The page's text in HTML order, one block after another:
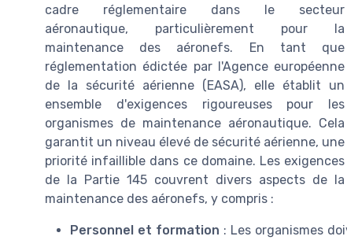
cadre réglementaire dans le secteur
aéronautique, particulièrement pour la
maintenance des aéronefs. En tant que
réglementation édictée par l'Agence européenne
de la sécurité aérienne (EASA), elle établit un
ensemble d'exigences rigoureuses pour les
organismes de maintenance aéronautique. Cela
garantit un niveau élevé de sécurité aérienne, une
priorité infaillible dans ce domaine. Les exigences
de la Partie 145 couvrent divers aspects de la
maintenance des aéronefs, y compris :
Personnel et formation : Les organismes